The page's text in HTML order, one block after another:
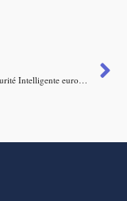
Une cybersécurité Intelligente européenne